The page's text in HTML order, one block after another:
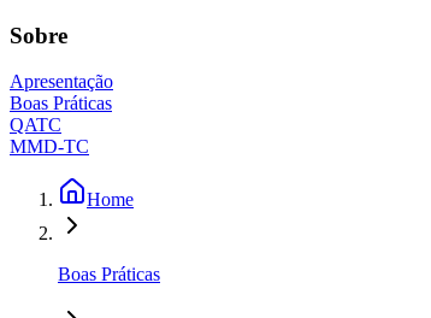
Sobre
Apresentação
Boas Práticas
QATC
MMD-TC
Home
Boas Práticas